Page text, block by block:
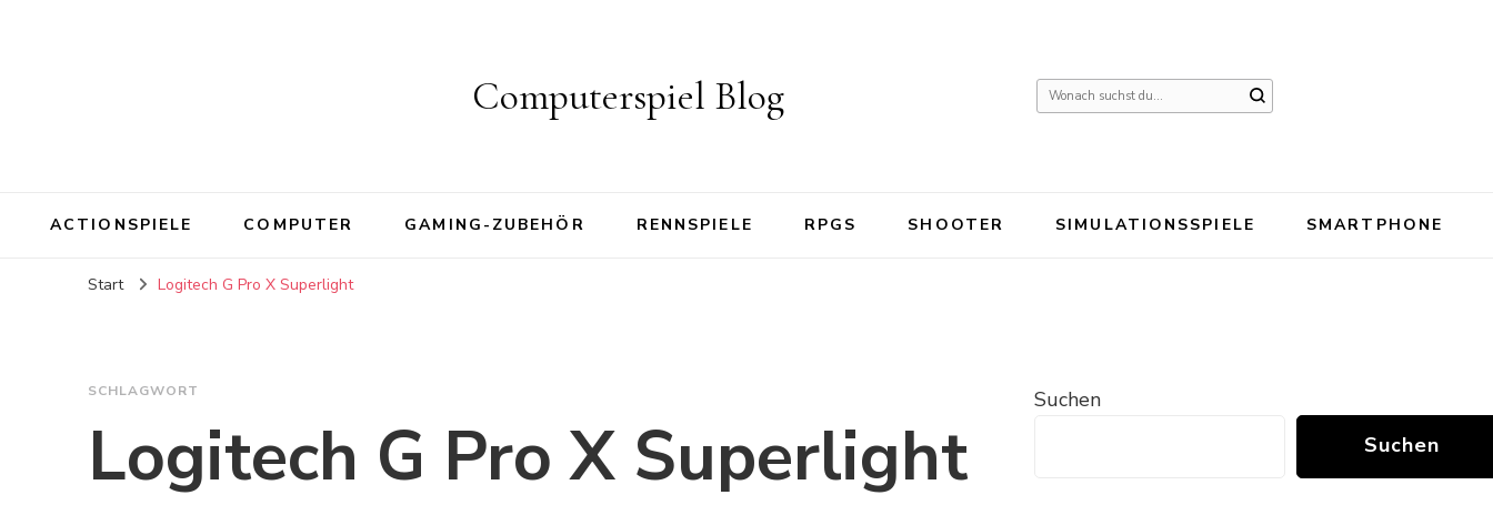
Computerspiel Blog
Suchst
ACTIONSPIELE COMPUTER GAMING-ZUBEHÖR RENNSPIELE RPGS SHOOTER SIMULATIONSSPIELE SMARTPHONE
Start Logitech G Pro X Superlight
SCHLAGWORT
Logitech G Pro X Superlight
Suchen
Suchen